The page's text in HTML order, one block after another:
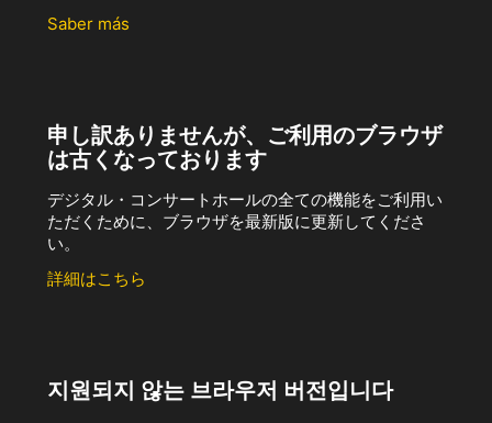
Saber más
申し訳ありませんが、ご利用のブラウザ
は古くなっております
デジタル・コンサートホールの全ての機能をご利用い
ただくために、ブラウザを最新版に更新してくださ
い。
詳細はこちら
지원되지 않는 브라우저 버전입니다